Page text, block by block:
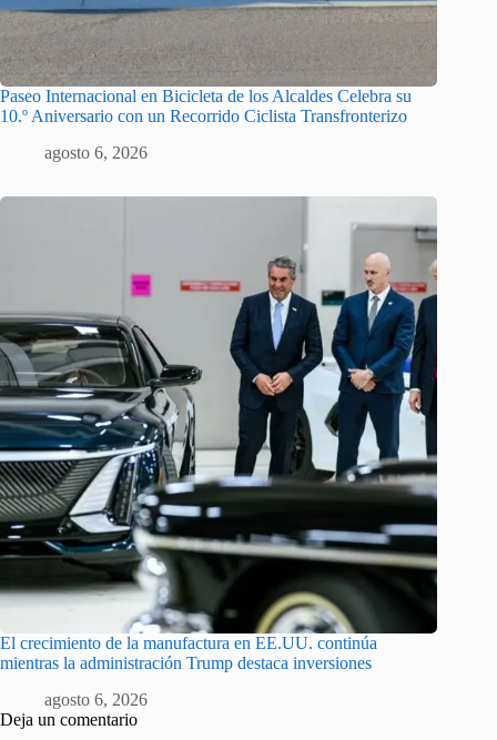
Paseo Internacional en Bicicleta de los Alcaldes Celebra su
10.º Aniversario con un Recorrido Ciclista Transfronterizo
agosto 6, 2026
El crecimiento de la manufactura en EE.UU. continúa
mientras la administración Trump destaca inversiones
agosto 6, 2026
Deja un comentario